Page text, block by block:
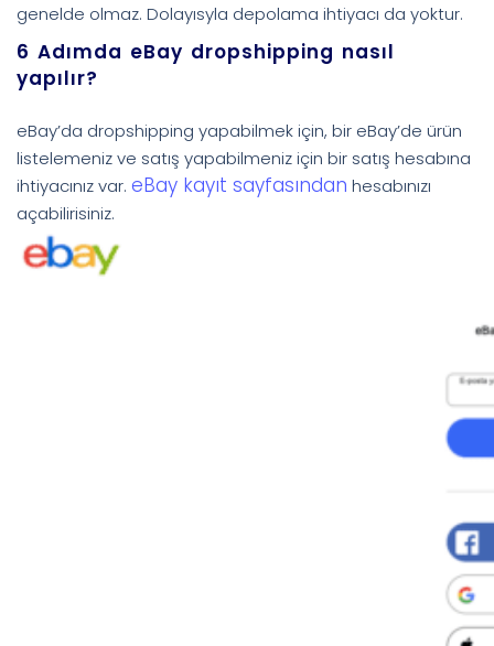
genelde olmaz. Dolayısyla depolama ihtiyacı da yoktur.
6 Adımda eBay dropshipping nasıl
yapılır?
eBay’da dropshipping yapabilmek için, bir eBay’de ürün
listelemeniz ve satış yapabilmeniz için bir satış hesabına
ihtiyacınız var. eBay kayıt sayfasından hesabınızı
açabilirisiniz.